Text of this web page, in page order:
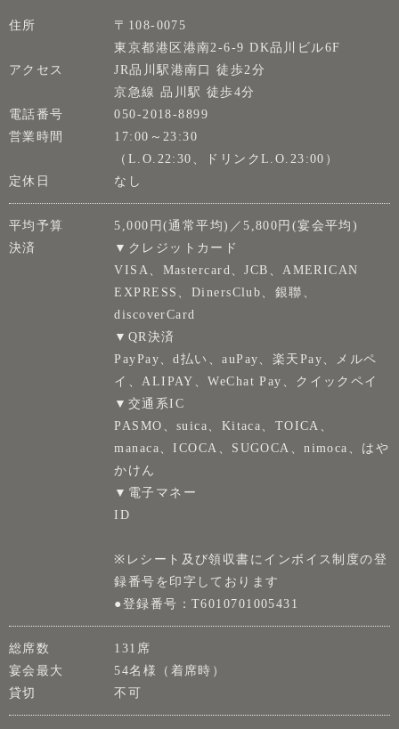
住所
〒108-0075
東京都港区港南2-6-9 DK品川ビル6F
アクセス
JR品川駅港南口 徒歩2分
京急線 品川駅 徒歩4分
電話番号
050-2018-8899
営業時間
17:00～23:30
（L.O.22:30、ドリンクL.O.23:00）
定休日
なし
平均予算
5,000円(通常平均)／5,800円(宴会平均)
決済
▼クレジットカード
VISA、Mastercard、JCB、AMERICAN
EXPRESS、DinersClub、銀聯、
discoverCard
▼QR決済
PayPay、d払い、auPay、楽天Pay、メルペ
イ、ALIPAY、WeChat Pay、クイックペイ
▼交通系IC
PASMO、suica、Kitaca、TOICA、
manaca、ICOCA、SUGOCA、nimoca、はや
かけん
▼電子マネー
ID
※レシート及び領収書にインボイス制度の登
録番号を印字しております
●登録番号：T6010701005431
総席数
131席
宴会最大
54名様（着席時）
貸切
不可